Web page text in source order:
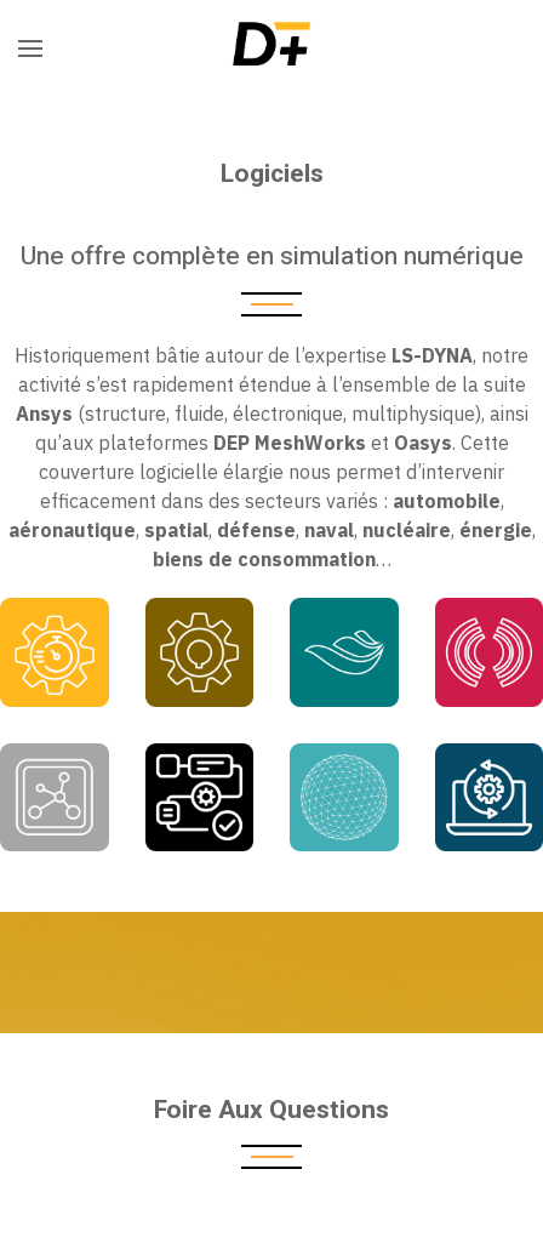
Logiciels
Une offre complète en simulation numérique
Historiquement bâtie autour de l’expertise LS-DYNA, notre
activité s’est rapidement étendue à l’ensemble de la suite
Ansys (structure, fluide, électronique, multiphysique), ainsi
qu’aux plateformes DEP MeshWorks et Oasys. Cette
couverture logicielle élargie nous permet d’intervenir
efficacement dans des secteurs variés : automobile,
aéronautique, spatial, défense, naval, nucléaire, énergie,
biens de consommation…
Foire Aux Questions